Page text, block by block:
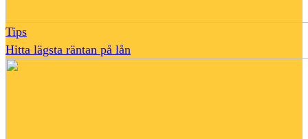
Tips
Hitta lägsta räntan på lån